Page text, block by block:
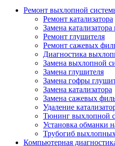
Ремонт выхлопной
Ремонт катализатора
Замена
Ремонт глушителя
Ремонт сажевых
Диагностика
Замена выхлопной
Замена глушителя
Замена гофры
Замена катализатора
Замена сажевых
Удаление
Тюнинг выхлопной
Установка обманки
Трубогиб
Компьютерная